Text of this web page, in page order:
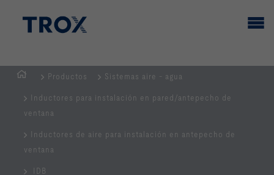
PRINCIPAL
Productos Sistemas aire - agua
Inductores para instalación en pared/antepecho de
ventana
Inductores de aire para instalación en antepecho de
ventana
IDB